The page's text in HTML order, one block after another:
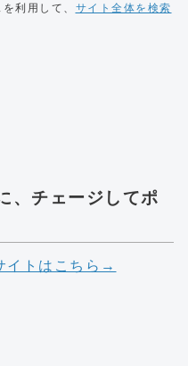
利用して、 サイト全体を検索
、チェージしてポ
イトはこちら→